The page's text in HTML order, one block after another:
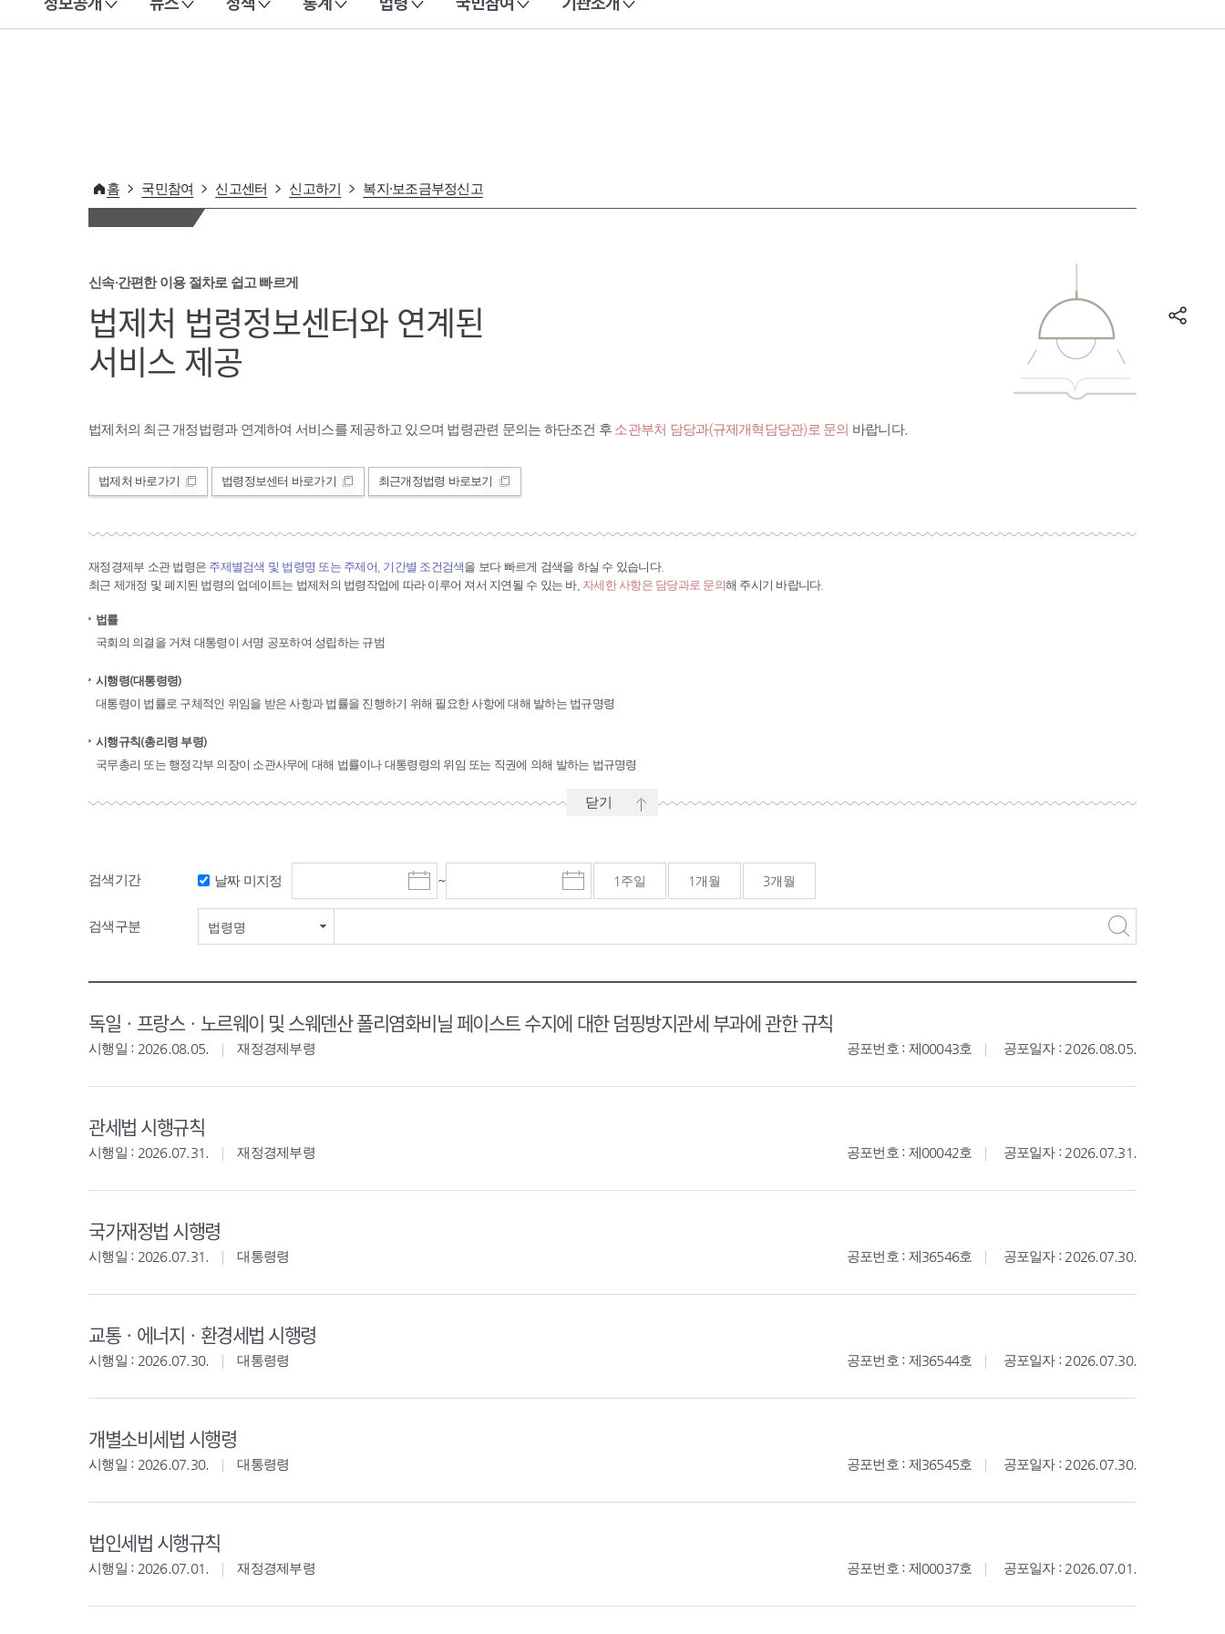
이 누리집은 대한민국 공식 전자정부 누리집입니다.
홈 국민참여 신고센터 신고하기 복지·보조금부정신고
신속·간편한 이용 절차로 쉽고 빠르게
법제처 법령정보센터와 연계된
서비스 제공
법제처의 최근 개정법령과 연계하여 서비스를 제공하고 있으며 법령관련 문의는 하단조건 후 소관부처 담당과(규제개혁담당관)로 문의 바랍니다.
법제처 바로가기 법령정보센터 바로가기 최근개정법령 바로보기
재정경제부 소관 법령은 주제별검색 및 법령명 또는 주제어, 기간별 조건검색을 보다 빠르게 검색을 하실 수 있습니다.
최근 제개정 및 폐지된 법령의 업데이트는 법제처의 법령작업에 따라 이루어 져서 지연될 수 있는 바, 자세한 사항은 담당과로 문의해 주시기 바랍니다.
법률
국회의 의결을 거쳐 대통령이 서명 공포하여 성립하는 규범
시행령(대통령령)
대통령이 법률로 구체적인 위임을 받은 사항과 법률을 진행하기 위해 필요한 사항에 대해 발하는 법규명령
시행규칙(총리령 부령)
국무총리 또는 행정각부 의장이 소관사무에 대해 법률이나 대통령령의 위임 또는 직권에 의해 발하는 법규명령
닫기
검색기간 날짜 미지정
시
작
~
마
감
1주일 1개월 3개월
검색구분 법령명
독일ㆍ프랑스ㆍ노르웨이 및 스웨덴산 폴리염화비닐 페이스트 수지에 대한 덤핑방지관세 부과에 관한 규칙
시행일 : 2026.08.05. 재정경제부령 공포번호 : 제00043호 공포일자 : 2026.08.05.
관세법 시행규칙
시행일 : 2026.07.31. 재정경제부령 공포번호 : 제00042호 공포일자 : 2026.07.31.
국가재정법 시행령
시행일 : 2026.07.31. 대통령령 공포번호 : 제36546호 공포일자 : 2026.07.30.
교통ㆍ에너지ㆍ환경세법 시행령
시행일 : 2026.07.30. 대통령령 공포번호 : 제36544호 공포일자 : 2026.07.30.
개별소비세법 시행령
시행일 : 2026.07.30. 대통령령 공포번호 : 제36545호 공포일자 : 2026.07.30.
법인세법 시행규칙
시행일 : 2026.07.01. 재정경제부령 공포번호 : 제00037호 공포일자 : 2026.07.01.